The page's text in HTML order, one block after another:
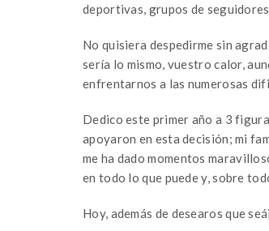
deportivas, grupos de
No quisiera despedirme sin
sería lo mismo, vuestro calor,
enfrentarnos a las numerosas
Dedico este primer año a 3
apoyaron en esta decisión; mi
me ha dado momentos
en todo lo que puede y, sobre
Hoy, además de desearos que